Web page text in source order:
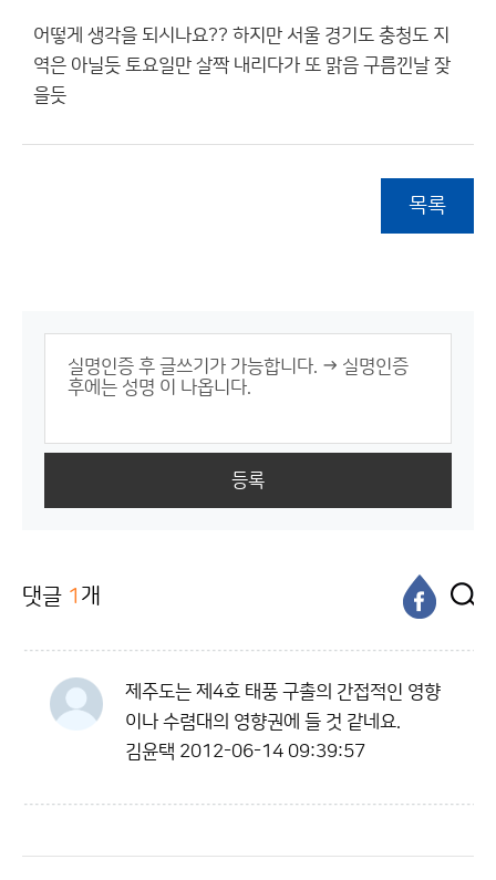
어떻게 생각을 되시나요?? 하지만 서울 경기도 충청도 지
역은 아닐듯 토요일만 살짝 내리다가 또 맑음 구름낀날 잦
을듯
목록
등록
댓글 1 개
제주도는 제4호 태풍 구촐의 간접적인 영향
이나 수렴대의 영향권에 들 것 같네요.
김윤택 2012-06-14 09:39:57